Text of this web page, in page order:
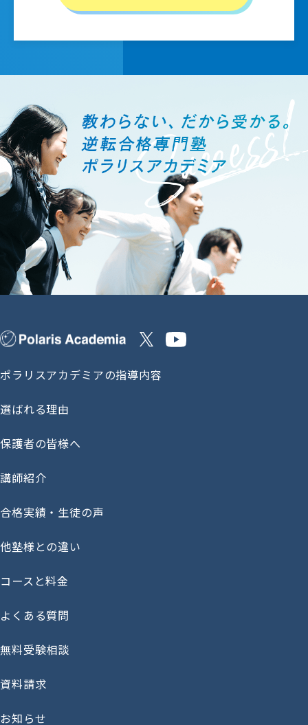
ポラリスアカデミアの指導内容
選ばれる理由
保護者の皆様へ
講師紹介
合格実績・生徒の声
他塾様との違い
コースと料金
よくある質問
無料受験相談
資料請求
お知らせ